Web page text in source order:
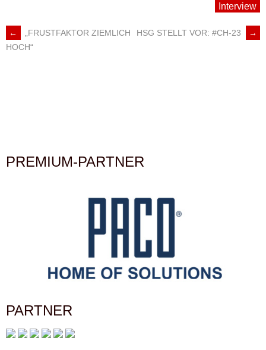
Interview
ARTIKEL-
←
„FRUSTFAKTOR ZIEMLICH
HOCH“
HSG STELLT VOR: #CH-23 →
PREMIUM-PARTNER
PARTNER